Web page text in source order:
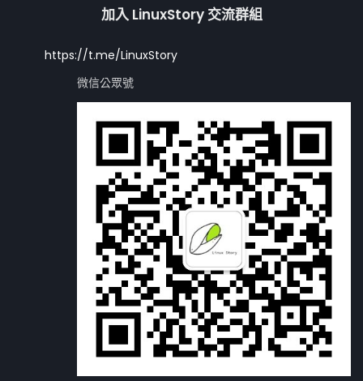
加入 LinuxStory 交流群組
https://t.me/LinuxStory
微信公眾號